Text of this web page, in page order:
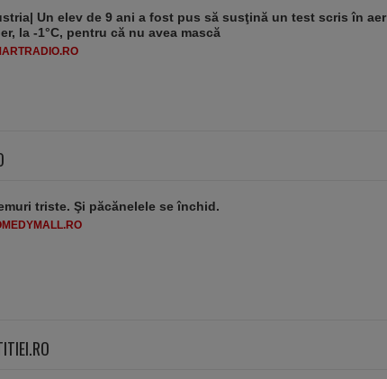
Un elev de 9 ani a fost pus să susţină un test scris în aer
la -1°C, pentru că nu avea mască
triste. Şi păcănelele se închid.